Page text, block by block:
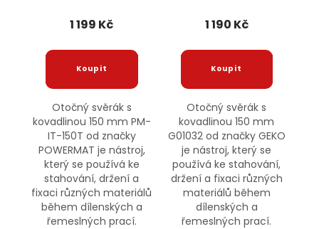
1 199 Kč
Otočný svěrák s
kovadlinou 150 mm PM-
IT-150T od značky
POWERMAT je nástroj,
který se používá ke
stahování, držení a
fixaci různých materiálů
během dílenských a
řemeslných prací.
1 190 Kč
Otočný svěrák s
kovadlinou 150 mm
G01032 od značky GEKO
je nástroj, který se
používá ke stahování,
držení a fixaci různých
materiálů během
dílenských a
řemeslných prací.